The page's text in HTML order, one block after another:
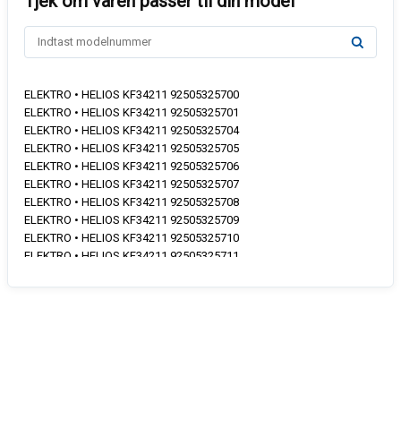
ELEKTRO • HELIOS KF34211 92505325700
ELEKTRO • HELIOS KF34211 92505325701
ELEKTRO • HELIOS KF34211 92505325704
ELEKTRO • HELIOS KF34211 92505325705
ELEKTRO • HELIOS KF34211 92505325706
ELEKTRO • HELIOS KF34211 92505325707
ELEKTRO • HELIOS KF34211 92505325708
ELEKTRO • HELIOS KF34211 92505325709
ELEKTRO • HELIOS KF34211 92505325710
ELEKTRO • HELIOS KF34211 92505325711
ELEKTRO • HELIOS KF34211 92505325800